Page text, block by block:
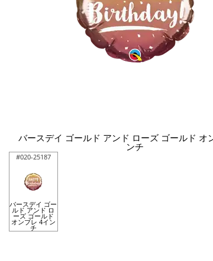
バースデイ ゴールド アンド ローズ ゴールド オ
ンチ
#020-25187
バースデイ ゴー
ルド アンド ロ
ーズ ゴールド
オンブレ 4イン
チ